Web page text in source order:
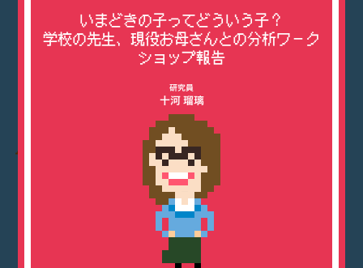
いまどきの子ってどういう子？
学校の先生、現役お母さんとの分析ワーク
ショップ報告
研究員
十河 瑠璃